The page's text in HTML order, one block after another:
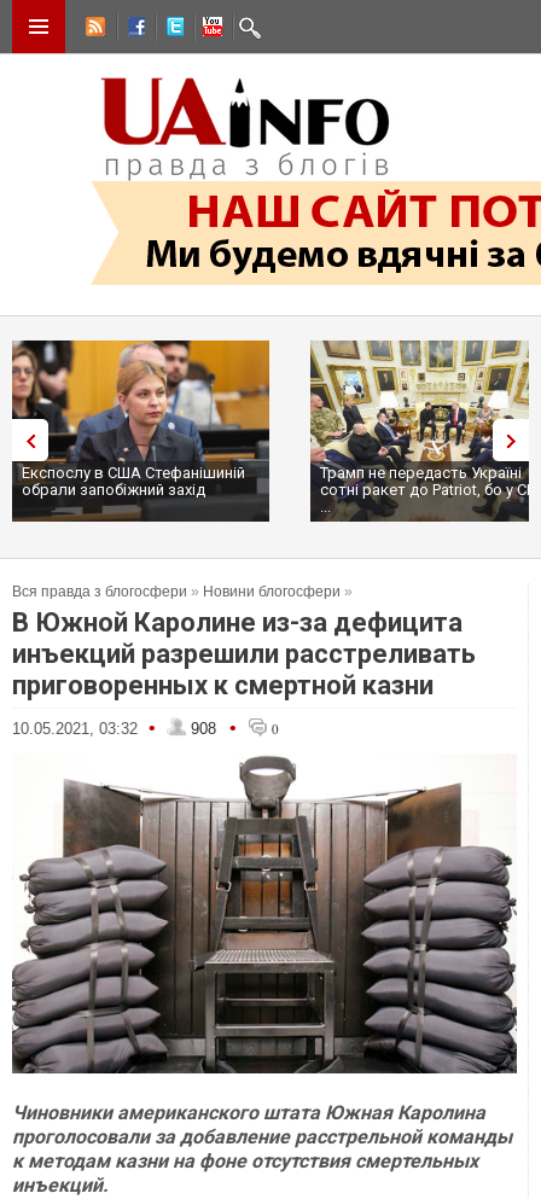
Експослу в США Стефанішиній
обрали запобіжний захід
Трамп не передасть Україні
сотні ракет до Patriot, бо у
...
Вся правда з блогосфери » Новини блогосфери »
В Южной Каролине из-за дефицита
инъекций разрешили расстреливать
приговоренных к смертной казни
10.05.2021, 03:32 • 908 • 0
Чиновники американского штата Южная Каролина
проголосовали за добавление расстрельной команды
к методам казни на фоне отсутствия смертельных
инъекций.